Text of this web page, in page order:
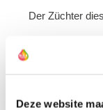
Deze website
Der Züchter